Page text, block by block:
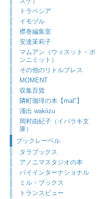
トラベシア
イモヅル
襟巻編集室
安達茉莉子
マムアン（ウィスット・ポ
ンニミット）
その他のリトルプレス
MOMENT
収集百貨
隣町珈琲の本【mal"】
涌出 wakiizu
岡村由紀子（イバラキ文
庫）
ブックレーベル
タラブックス
アノニマスタジオの本
パイインターナショナル
ミル・ブックス
トランスビュー